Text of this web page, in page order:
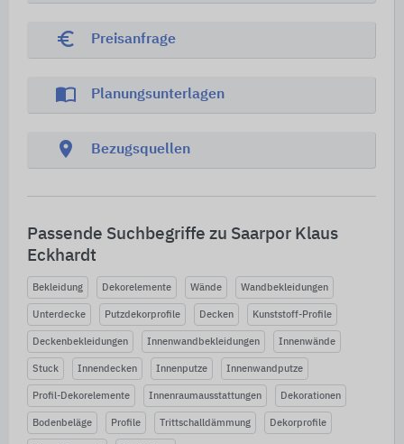
euro_symbol Preisanfrage
import_contacts Planungsunterlagen
location_on Bezugsquellen
Passende Suchbegriffe zu Saarpor Klaus
Eckhardt
Bekleidung Dekorelemente Wände Wandbekleidungen
Unterdecke Putzdekorprofile Decken Kunststoff-Profile
Deckenbekleidungen Innenwandbekleidungen Innenwände
Stuck Innendecken Innenputze Innenwandputze
Profil-Dekorelemente Innenraumausstattungen Dekorationen
Bodenbeläge Profile Trittschalldämmung Dekorprofile